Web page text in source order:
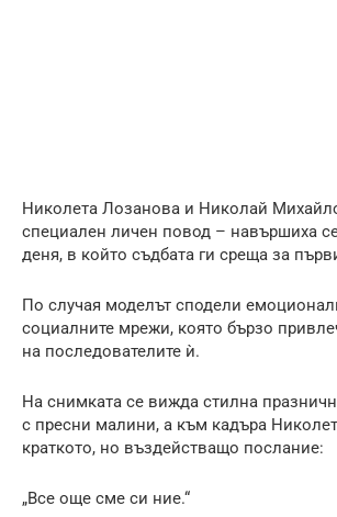
Николета Лозанова и Николай
специален личен повод – навършиха
деня, в който съдбата ги среща за
По случая моделът сподели
социалните мрежи, която бързо
на последователите ѝ.
На снимката се вижда стилна
с пресни малини, а към кадъра
краткото, но въздействащо послание:
„Все още сме си ние.“